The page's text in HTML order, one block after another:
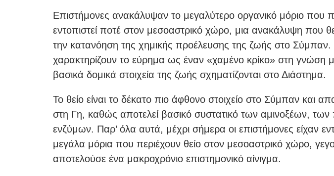
Επιστήμονες ανακάλυψαν το μεγαλύτερο οργανικό μόριο που
εντοπιστεί ποτέ στον μεσοαστρικό χώρο, μια ανακάλυψη που
την κατανόηση της χημικής προέλευσης της ζωής στο Σύμπαν.
χαρακτηρίζουν το εύρημα ως έναν «χαμένο κρίκο» στη γνώση
βασικά δομικά στοιχεία της ζωής σχηματίζονται στο Διάστημα.
Το θείο είναι το δέκατο πιο άφθονο στοιχείο στο Σύμπαν και
στη Γη, καθώς αποτελεί βασικό συστατικό των αμινοξέων,
ενζύμων. Παρ’ όλα αυτά, μέχρι σήμερα οι επιστήμονες είχαν
μεγάλα μόρια που περιέχουν θείο στον μεσοαστρικό χώρο,
αποτελούσε ένα μακροχρόνιο επιστημονικό αίνιγμα.